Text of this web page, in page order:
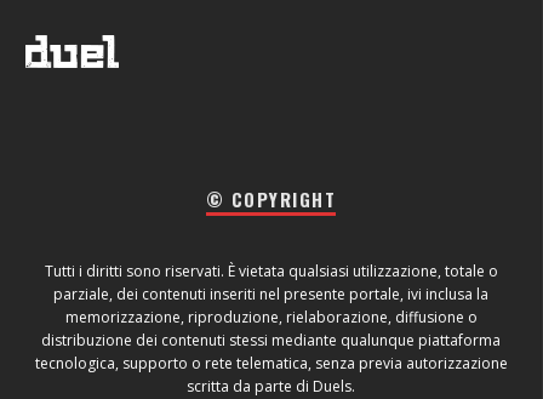
© COPYRIGHT
Tutti i diritti sono riservati. È vietata qualsiasi utilizzazione, totale o
parziale, dei contenuti inseriti nel presente portale, ivi inclusa la
memorizzazione, riproduzione, rielaborazione, diffusione o
distribuzione dei contenuti stessi mediante qualunque piattaforma
tecnologica, supporto o rete telematica, senza previa autorizzazione
scritta da parte di Duels.